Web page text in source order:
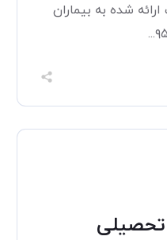
شده به بیماران